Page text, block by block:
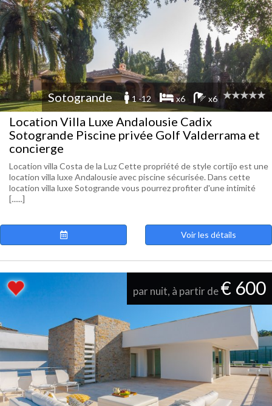
Sotogrande 1 -12 x6 x6
Location Villa Luxe Andalousie Cadix
Sotogrande Piscine privée Golf Valderrama et
concierge
Location villa Costa de la Luz Cette propriété de style cortijo est une
location villa luxe Andalousie avec piscine sécurisée. Dans cette
location villa luxe Sotogrande vous pourrez profiter d'une intimité
[......]
Voir les détails
par nuit, à partir de€ 600